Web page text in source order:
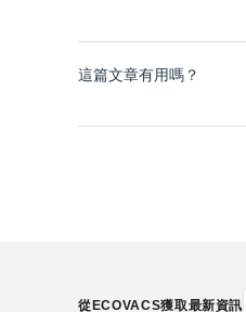
這篇文章有用嗎？
從ECOVACS獲取最新資訊